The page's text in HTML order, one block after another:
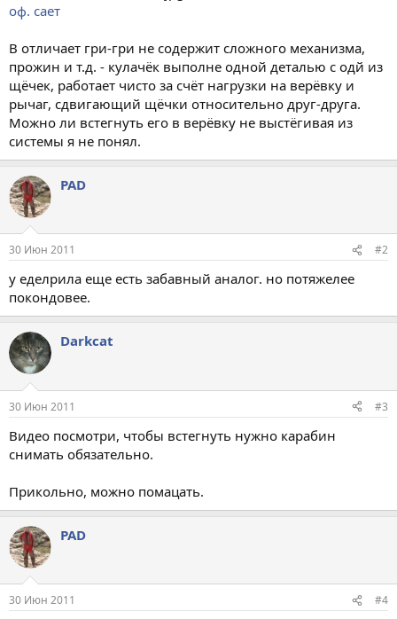
оф. сает
В отличает гри-гри не содержит сложного механизма,
прожин и т.д. - кулачёк выполне одной деталью с одй из
щёчек, работает чисто за счёт нагрузки на верёвку и
рычаг, сдвигающий щёчки относительно друг-друга.
Можно ли встегнуть его в верёвку не выстёгивая из
системы я не понял.
PAD
30 Июн 2011 #2
у еделрила еще есть забавный аналог. но потяжелее
покондовее.
Darkcat
30 Июн 2011 #3
Видео посмотри, чтобы встегнуть нужно карабин
снимать обязательно.
Прикольно, можно помацать.
PAD
30 Июн 2011 #4